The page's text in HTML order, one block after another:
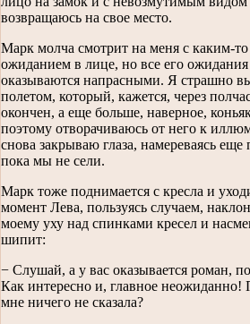
возвращаюсь на свое место.
Марк молча смотрит на меня с каким-то
ожиданием в лице, но все его ожидания
оказываются напрасными. Я страшно
полетом, который, кажется, через
окончен, а еще больше, наверное,
поэтому отворачиваюсь от него к
снова закрываю глаза, намереваясь еще
пока мы не сели.
Марк тоже поднимается с кресла и
момент Лева, пользуясь случаем,
моему уху над спинками кресел и
шипит:
− Слушай, а у вас оказывается роман,
Как интересно и, главное неожиданно!
мне ничего не сказала?